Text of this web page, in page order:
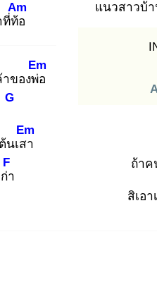
ที่ท้อ
Am
ของพ่อ
Em
G
นเสา
Em
า
F
แนวสาวบ้
ถ้าค
สิเอา